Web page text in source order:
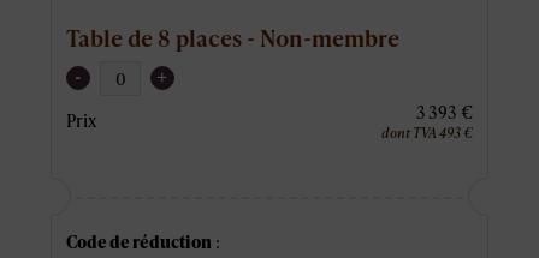
Table de 8 places - Non-membre
- +
Prix 3 393 €
dont TVA 493 €
Code de réduction :